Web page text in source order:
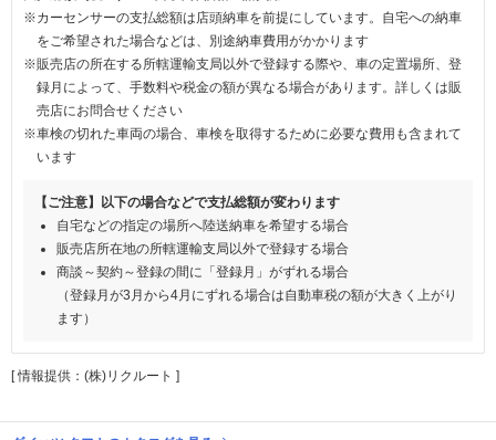
※カーセンサーの支払総額は店頭納車を前提にしています。自宅への納車
をご希望された場合などは、別途納車費用がかかります
※販売店の所在する所轄運輸支局以外で登録する際や、車の定置場所、登
録月によって、手数料や税金の額が異なる場合があります。詳しくは販
売店にお問合せください
※車検の切れた車両の場合、車検を取得するために必要な費用も含まれて
います
【ご注意】以下の場合などで支払総額が変わります
自宅などの指定の場所へ陸送納車を希望する場合
販売店所在地の所轄運輸支局以外で登録する場合
商談～契約～登録の間に「登録月」がずれる場合
（登録月が3月から4月にずれる場合は自動車税の額が大きく上がり
ます）
[ 情報提供：(株)リクルート ]